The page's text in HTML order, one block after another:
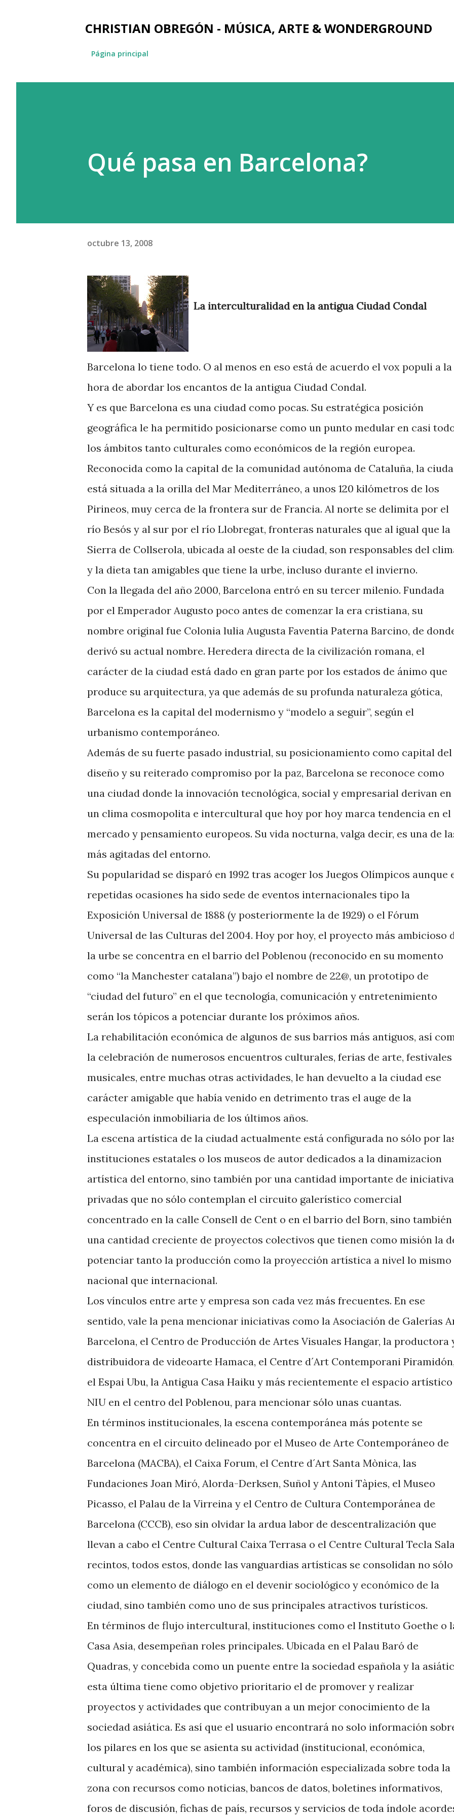
CHRISTIAN OBREGÓN - MÚSICA, ARTE & WONDERGROUND
Página principal
Qué pasa en Barcelona?
octubre 13, 2008
La interculturalidad en la antigua Ciudad Condal
Barcelona lo tiene todo. O al menos en eso está de acuerdo el vox populi a la
hora de abordar los encantos de la antigua Ciudad Condal.
Y es que Barcelona es una ciudad como pocas. Su estratégica posición
geográfica le ha permitido posicionarse como un punto medular en casi
los ámbitos tanto culturales como económicos de la región europea.
Reconocida como la capital de la comunidad autónoma de Cataluña, la
está situada a la orilla del Mar Mediterráneo, a unos 120 kilómetros de los
Pirineos, muy cerca de la frontera sur de Francia. Al norte se delimita por el
río Besós y al sur por el río Llobregat, fronteras naturales que al igual que la
Sierra de Collserola, ubicada al oeste de la ciudad, son responsables del
y la dieta tan amigables que tiene la urbe, incluso durante el invierno.
Con la llegada del año 2000, Barcelona entró en su tercer milenio. Fundada
por el Emperador Augusto poco antes de comenzar la era cristiana, su
nombre original fue Colonia lulia Augusta Faventia Paterna Barcino, de
derivó su actual nombre. Heredera directa de la civilización romana, el
carácter de la ciudad está dado en gran parte por los estados de ánimo que
produce su arquitectura, ya que además de su profunda naturaleza gótica,
Barcelona es la capital del modernismo y “modelo a seguir”, según el
urbanismo contemporáneo.
Además de su fuerte pasado industrial, su posicionamiento como capital del
diseño y su reiterado compromiso por la paz, Barcelona se reconoce como
una ciudad donde la innovación tecnológica, social y empresarial derivan en
un clima cosmopolita e intercultural que hoy por hoy marca tendencia en el
mercado y pensamiento europeos. Su vida nocturna, valga decir, es una de
más agitadas del entorno.
Su popularidad se disparó en 1992 tras acoger los Juegos Olímpicos aunque
repetidas ocasiones ha sido sede de eventos internacionales tipo la
Exposición Universal de 1888 (y posteriormente la de 1929) o el Fórum
Universal de las Culturas del 2004. Hoy por hoy, el proyecto más ambicioso
la urbe se concentra en el barrio del Poblenou (reconocido en su momento
como “la Manchester catalana”) bajo el nombre de 22@, un prototipo de
“ciudad del futuro” en el que tecnología, comunicación y entretenimiento
serán los tópicos a potenciar durante los próximos años.
La rehabilitación económica de algunos de sus barrios más antiguos, así
la celebración de numerosos encuentros culturales, ferias de arte, festivales
musicales, entre muchas otras actividades, le han devuelto a la ciudad ese
carácter amigable que había venido en detrimento tras el auge de la
especulación inmobiliaria de los últimos años.
La escena artística de la ciudad actualmente está configurada no sólo por
instituciones estatales o los museos de autor dedicados a la dinamizacion
artística del entorno, sino también por una cantidad importante de
privadas que no sólo contemplan el circuito galerístico comercial
concentrado en la calle Consell de Cent o en el barrio del Born, sino también
una cantidad creciente de proyectos colectivos que tienen como misión la
potenciar tanto la producción como la proyección artística a nivel lo mismo
nacional que internacional.
Los vínculos entre arte y empresa son cada vez más frecuentes. En ese
sentido, vale la pena mencionar iniciativas como la Asociación de Galerías
Barcelona, el Centro de Producción de Artes Visuales Hangar, la productora
distribuidora de videoarte Hamaca, el Centre d´Art Contemporani
el Espai Ubu, la Antigua Casa Haiku y más recientemente el espacio artístico
NIU en el centro del Poblenou, para mencionar sólo unas cuantas.
En términos institucionales, la escena contemporánea más potente se
concentra en el circuito delineado por el Museo de Arte Contemporáneo de
Barcelona (MACBA), el Caixa Forum, el Centre d´Art Santa Mònica, las
Fundaciones Joan Miró, Alorda-Derksen, Suñol y Antoni Tàpies, el Museo
Picasso, el Palau de la Virreina y el Centro de Cultura Contemporánea de
Barcelona (CCCB), eso sin olvidar la ardua labor de descentralización que
llevan a cabo el Centre Cultural Caixa Terrasa o el Centre Cultural Tecla
recintos, todos estos, donde las vanguardias artísticas se consolidan no sólo
como un elemento de diálogo en el devenir sociológico y económico de la
ciudad, sino también como uno de sus principales atractivos turísticos.
En términos de flujo intercultural, instituciones como el Instituto Goethe o
Casa Asia, desempeñan roles principales. Ubicada en el Palau Baró de
Quadras, y concebida como un puente entre la sociedad española y la
esta última tiene como objetivo prioritario el de promover y realizar
proyectos y actividades que contribuyan a un mejor conocimiento de la
sociedad asiática. Es así que el usuario encontrará no solo información
los pilares en los que se asienta su actividad (institucional, económica,
cultural y académica), sino también información especializada sobre toda la
zona con recursos como noticias, bancos de datos, boletines informativos,
foros de discusión, fichas de país, recursos y servicios de toda índole